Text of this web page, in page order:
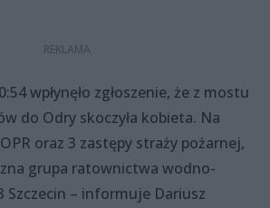
wpłynęło zgłoszenie, że z mostu
do Odry skoczyła kobieta. Na
oraz 3 zastępy straży pożarnej,
grupa ratownictwa wodno-
Szczecin – informuje Dariusz